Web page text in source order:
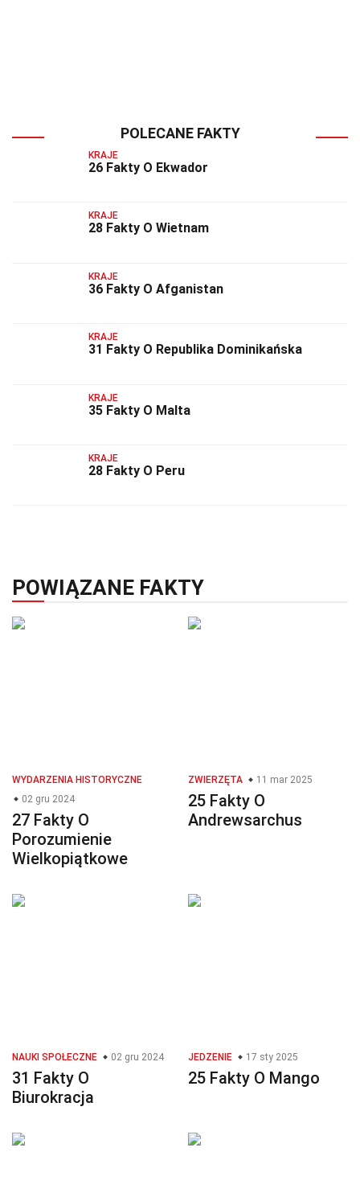
POLECANE FAKTY
KRAJE
26 Fakty O Ekwador
KRAJE
28 Fakty O Wietnam
KRAJE
36 Fakty O Afganistan
KRAJE
31 Fakty O Republika Dominikańska
KRAJE
35 Fakty O Malta
KRAJE
28 Fakty O Peru
POWIĄZANE FAKTY
WYDARZENIA HISTORYCZNE
02 gru 2024
27 Fakty O
Porozumienie
Wielkopiątkowe
ZWIERZĘTA 11 mar 2025
25 Fakty O
Andrewsarchus
NAUKI SPOŁECZNE 02 gru 2024
31 Fakty O
Biurokracja
JEDZENIE 17 sty 2025
25 Fakty O Mango